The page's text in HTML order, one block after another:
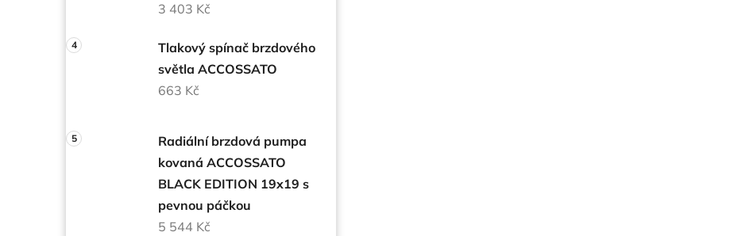
3 403 Kč
Tlakový spínač brzdového
světla ACCOSSATO
663 Kč
Radiální brzdová pumpa
kovaná ACCOSSATO
BLACK EDITION 19x19 s
pevnou páčkou
5 544 Kč